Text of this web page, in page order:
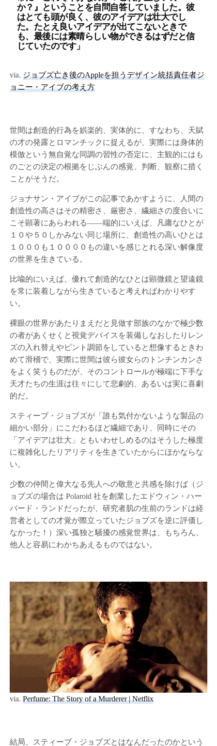
か？』ということを自問自答していました。彼
はとても頭が良く、彼のアイデアは壮大でし
た。たとえ良いアイデアが出てこないときで
も、最後には素晴らしい物ができるはずだと信
じていたのです」
via.ジョブズ亡き後のAppleを担うデザイン統括責任者ジ
ョニー・アイブの考え方
世間は創造的行為を娯楽的、実体的に、すなわち、天賦
の才の発露とロマンチックに捉えるが、実際には身体的
模倣という無自覚な同調の習性の否定に、主観的にはも
のごとの決定の根拠をじぶんの感覚、判断、観察に措く
ことがそうだ。
ジョナサン・アイブがこの記事であかすように、人間の
創造性の高さはその精密さ、厳密さ、繊細さの度合いに
こそ顕著にあらわれる――端的にいえば、凡庸なひとが
１０や５０しかみない同じ場所に、創造性の高いひとは
１０００も１００００もの違いを感じとれる深い解像度
の世界を生きている。
比喩的にいえば、優れて創造的なひとは顕微鏡と望遠鏡
を常に装着しながら生きていると考えればわかりやす
い。
裸眼の世界があたりまえだと見做す部族のなかで極少数
の者があくせくと視覚デバイスを装備しなおしたりレン
ズの入れ替えやピント調節をしていると想像するときわ
めて滑稽で、実際に世間は彼ら彼女らのトンチンカンさ
をよく笑うものだが、そのコントロールが極端に下手な
天才たちの生涯は往々にして悲劇的、あるいは実に喜劇
的だ。
スティーブ・ジョブズが「誰も気付かないような製品の
細かい部分」にこだわるほど繊細であり、同時にその
「アイデアは壮大」ともいわせしめるのはそうした極度
に複雑化したリアリティを生きていたからにほかならな
い。
少数の仲間と偉大なる先人への敬意と共感を除けば（ジ
ョブズの場合は Polaroid 社を創業したエドウィン・ハー
バード・ランドだったが、研究者肌の生前のランドは経
営者としての才覚が際立っていたジョブズを逆に評価し
なかった！）深い孤独と騒擾の感覚世界は、もちろん、
他人と容易にわかちあえるものではない。
via.Perfume: The Story of a Murderer | Netflix
結局、スティーブ・ジョブズとはなんだったのかという